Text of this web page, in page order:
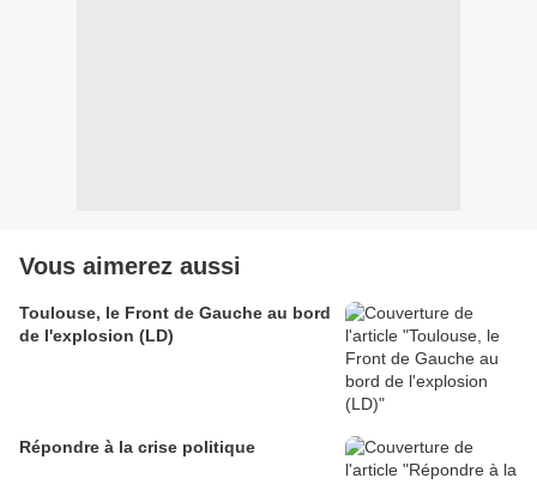
Vous aimerez aussi
Toulouse, le Front de Gauche au bord
de l'explosion (LD)
Répondre à la crise politique